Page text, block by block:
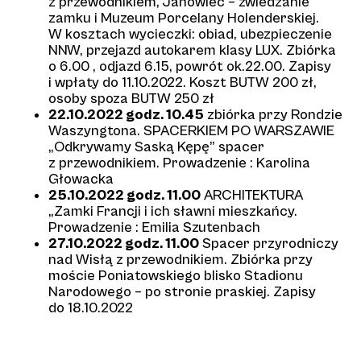
zamku i Muzeum Porcelany Holenderskiej.
W kosztach wycieczki: obiad, ubezpieczenie
NNW, przejazd autokarem klasy LUX. Zbiórka
o 6.00 , odjazd 6.15, powrót ok.22.00. Zapisy
i wpłaty do 11.10.2022. Koszt BUTW 200 zł,
osoby spoza BUTW 250 zł
22.10.2022 godz. 10.45 zbiórka przy Rondzie
Waszyngtona. SPACERKIEM PO WARSZAWIE
„Odkrywamy Saską Kępę” spacer
z przewodnikiem. Prowadzenie : Karolina
Głowacka
25.10.2022 godz. 11.00ARCHITEKTURA
„Zamki Francji i ich sławni mieszkańcy.
Prowadzenie : Emilia Szutenbach
27.10.2022 godz. 11.00Spacer przyrodniczy
nad Wisłą z przewodnikiem. Zbiórka przy
moście Poniatowskiego blisko Stadionu
Narodowego – po stronie praskiej. Zapisy
do 18.10.2022